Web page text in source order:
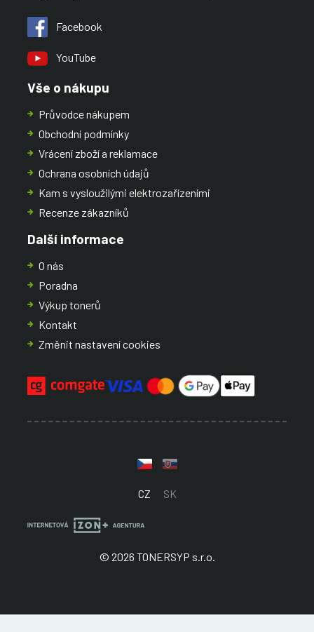
Facebook
YouTube
Vše o nákupu
Průvodce nákupem
Obchodní podmínky
Vrácení zboží a reklamace
Ochrana osobních údajů
Kam s vysloužilými elektrozařízeními
Recenze zákazníků
Další informace
O nás
Poradna
Výkup tonerů
Kontakt
Změnit nastavení cookies
CZ SK
© 2026 TONERSYP s.r.o.